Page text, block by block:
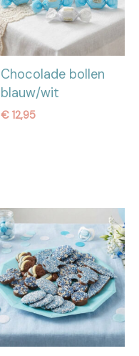
Chocolade bollen
blauw/wit
€12,95